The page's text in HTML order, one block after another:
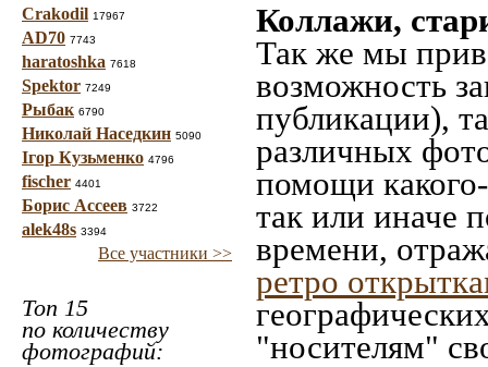
Crakodil 17967
AD70 7743
haratoshka 7618
Spektor 7249
Рыбак 6790
Николай Наседкин 5090
Ігор Кузьменко 4796
fischer 4401
Борис Ассеев 3722
alek48s 3394
Все участники >>
Топ 15
по количеству
фотографий:
Коллажи,
Так же мы
возможность
публикации),
различных
помощи
так или иначе
времени,
ретро
"носителям"